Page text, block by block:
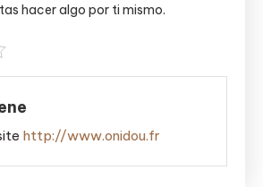
hacer algo por ti mismo.
http://www.onidou.fr